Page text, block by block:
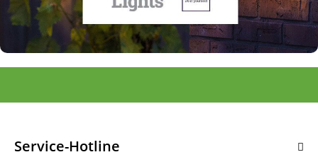
Service-Hotline